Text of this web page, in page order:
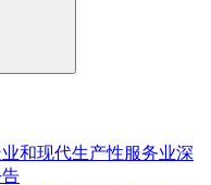
和现代生产性服务业深